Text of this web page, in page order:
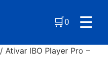
🛒 0 ☰
/ Ativar IBO Player Pro –